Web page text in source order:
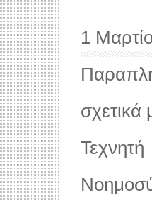
1
σχετικά
Τεχνητή